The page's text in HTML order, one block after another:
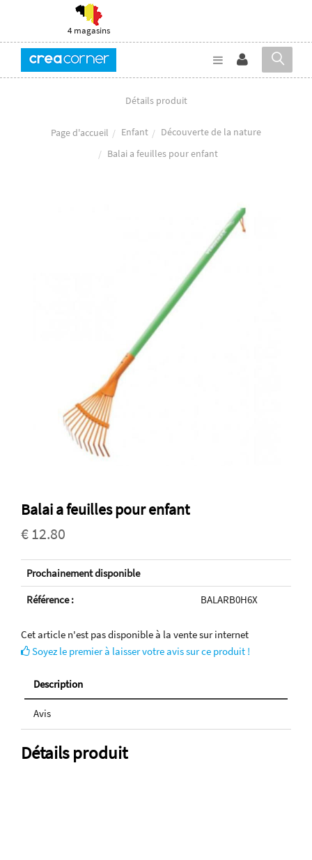
4 magasins
Détails produit
Page d'accueil Enfant
Découverte de la nature
Balai a feuilles pour enfant
Balai a feuilles pour enfant
€ 12.80
Prochainement disponible
Référence :
BALARB0H6X
Cet article n'est pas disponible à la vente sur internet
Soyez le premier à laisser votre avis sur ce produit !
Description
Avis
Détails produit